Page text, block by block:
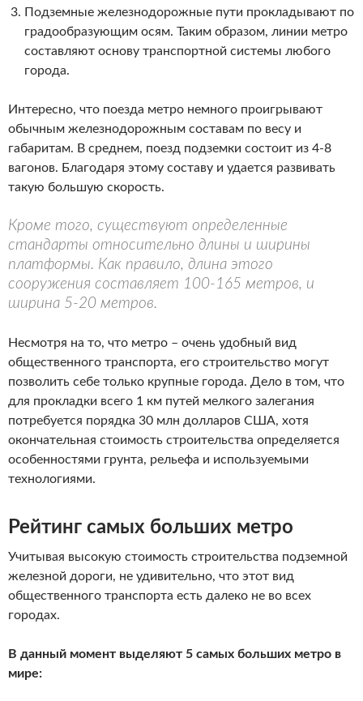
Подземные железнодорожные пути прокладывают по
градообразующим осям. Таким образом, линии метро
составляют основу транспортной системы любого
города.
Интересно, что поезда метро немного проигрывают
обычным железнодорожным составам по весу и
габаритам. В среднем, поезд подземки состоит из 4-8
вагонов. Благодаря этому составу и удается развивать
такую большую скорость.
Кроме того, существуют определенные
стандарты относительно длины и ширины
платформы. Как правило, длина этого
сооружения составляет 100-165 метров, и
ширина 5-20 метров.
Несмотря на то, что метро – очень удобный вид
общественного транспорта, его строительство могут
позволить себе только крупные города. Дело в том, что
для прокладки всего 1 км путей мелкого залегания
потребуется порядка 30 млн долларов США, хотя
окончательная стоимость строительства определяется
особенностями грунта, рельефа и используемыми
технологиями.
Рейтинг самых больших метро
Учитывая высокую стоимость строительства подземной
железной дороги, не удивительно, что этот вид
общественного транспорта есть далеко не во всех
городах.
В данный момент выделяют 5 самых больших метро в
мире: